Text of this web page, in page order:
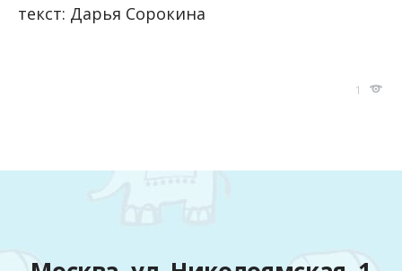
текст: Дарья Сорокина
1